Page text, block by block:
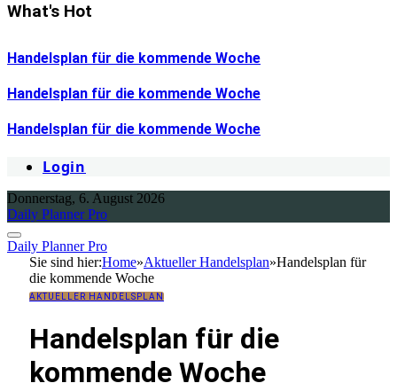
What's Hot
Handelsplan für die kommende Woche
Handelsplan für die kommende Woche
Handelsplan für die kommende Woche
Login
Donnerstag, 6. August 2026
Daily Planner Pro
Daily Planner Pro
Sie sind hier:Home»Aktueller Handelsplan»Handelsplan für
die kommende Woche
AKTUELLER HANDELSPLAN
Handelsplan für die
kommende Woche